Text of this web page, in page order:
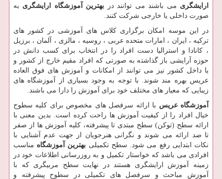
ارایشگری می باشند می توانند در بهترین آموزشگاه ارایشگری به
صورت داخلی یا خارجی شرکت کنند.
در این موسه امکان برگزاری کلاس های آموزشی در کشور های
ترکیه ، ایران ، امارات متحده عربی ، روسیه ، مالزی ، آلمان ، برزیل
، کانادا و استرالیا دست افراد را در انتخاب برای کسب دانش در
حوزه آرایشی باز گذاشته به صورتی که افراد مقیم خارج از کشور و
یا داخل کشور نیز می توانند از امکانات و آموزش های فوق العاده
عریس بهره مند شوند. با توجه به وجود بسیاری از آموزشگاه های
زیبایی که معیار های مختلف خود برای آموزش را دارا می باشند.
آموزشگاه عریس با ارائه سرفصل های مخصوص برای کلیه سطوح
خیال افراد را از کیفیت آموزش ها راحت کرده است. بدین معنی با
ارائه سطح (توکن) سطح مبتدی تا پیشرفته، کلیه آموزش ها از صفر
تا صد ارائه می شوند و نگرانی هنرجویان از جهت عدم آشنایی با
نکات ابتدایی رفع می شود. سطح تکمیلی بهترین آموزشگاه مناسب
افرادی می باشد که خواستار تکمیل و به روزرسانی اطلاعات خود در
زمینه آموزش ارایشگری هستند در نهایت سطح مربیگری که با
آموزش مباحث و سرفصل های تکمیلی در سطوح پیشرفته و